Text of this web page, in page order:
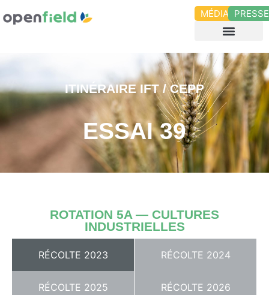
MÉDIAS PRESSE
ITINÉRAIRE IFT / CEPP
ESSAI 39
ROTATION 5A — CULTURES
INDUSTRIELLES
RÉCOLTE 2023 RÉCOLTE 2024
RÉCOLTE 2025 RÉCOLTE 2026